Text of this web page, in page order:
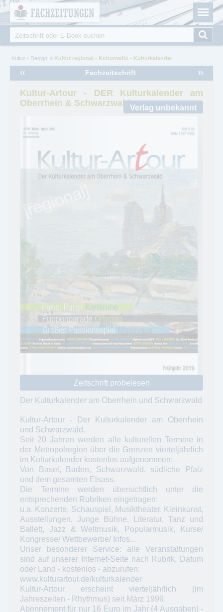
Fachzeitungen.de - Das unabhängige Portal für
Fachmagazine Fachpublikationen & eBooks
Suche
Sie sind hier
Kultur - Design Kultur regional - Kulturradio - Kulturkalender
Fachzeitschrift
‹‹ ››
Kultur-Artour - DER Kulturkalender am
Oberrhein & Schwarzwald
Zeitschrift probelesen
Der Kulturkalender am Oberrhein und Schwarzwald
Kultur-Artour - Der Kulturkalender am Oberrhein
und Schwarzwald.
Seit 20 Jahren werden alle kulturellen Termine in
der Metropolregion über die Grenzen vierteljährlich
im Kulturkalender kostenlos aufgenommen:
Von Basel, Baden, Schwarzwald, südliche Pfalz
und dem gesamten Elsass.
Die Termine werden übersichtlich unter die
entsprechenden Rubriken eingetragen:
u.a. Konzerte, Schauspiel, Musiktheater, Kleinkunst,
Ausstellungen, Junge Bühne, Literatur, Tanz und
Ballett, Jazz & Weltmusik, Popularmusik, Kurse/
Kongresse/ Wettbewerbe/ Infos...
Unser besonderer Service: alle Veranstaltungen
sind auf unserer Internet-Seite nach Rubrik, Datum
oder Land - kostenlos - abzurufen:
www.kulturartour.de/kulturkalender
Kultur-Artour erscheint vierteljährlich (im
Jahreszeiten - Rhythmus) seit März 1999.
Abonnement für nur 16 Euro im Jahr (4 Ausgaben) -
Cookie-Einstellungen